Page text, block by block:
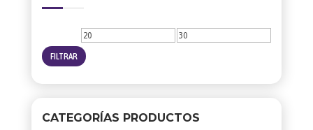
Precio
mínimo
Precio
FILTRAR
CATEGORÍAS PRODUCTOS